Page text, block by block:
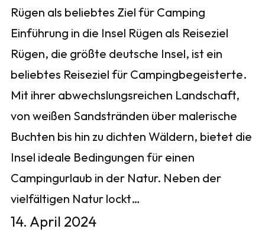
Rügen als beliebtes Ziel für Camping
Einführung in die Insel Rügen als Reiseziel
Rügen, die größte deutsche Insel, ist ein
beliebtes Reiseziel für Campingbegeisterte.
Mit ihrer abwechslungsreichen Landschaft,
von weißen Sandstränden über malerische
Buchten bis hin zu dichten Wäldern, bietet die
Insel ideale Bedingungen für einen
Campingurlaub in der Natur. Neben der
vielfältigen Natur lockt…
14. April 2024